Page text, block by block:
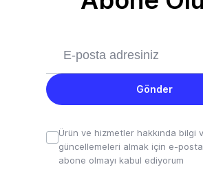
Gönder
Ürün ve hizmetler hakkında bilgi
güncellemeleri almak için e-
abone olmayı kabul ediyorum